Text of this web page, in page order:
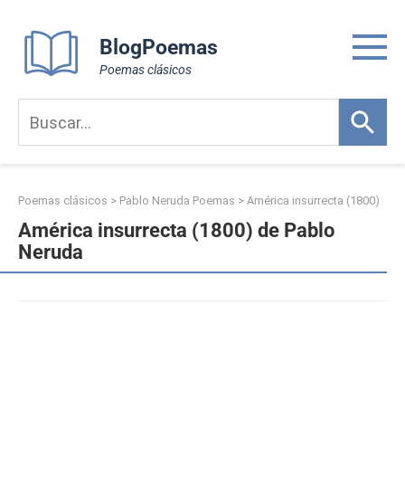
content
BlogPoemas
Poemas clásicos
Poemas clásicos > Pablo Neruda Poemas > América insurrecta (1800)
América insurrecta (1800) de Pablo
Neruda